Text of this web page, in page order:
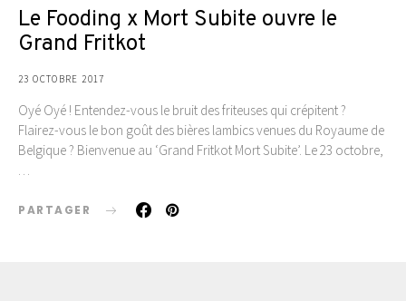
Le Fooding x Mort Subite ouvre le
Grand Fritkot
23 OCTOBRE 2017
Oyé Oyé ! Entendez-vous le bruit des friteuses qui crépitent ?
Flairez-vous le bon goût des bières lambics venues du Royaume de
Belgique ? Bienvenue au ‘Grand Fritkot Mort Subite’. Le 23 octobre,
PARTAGER